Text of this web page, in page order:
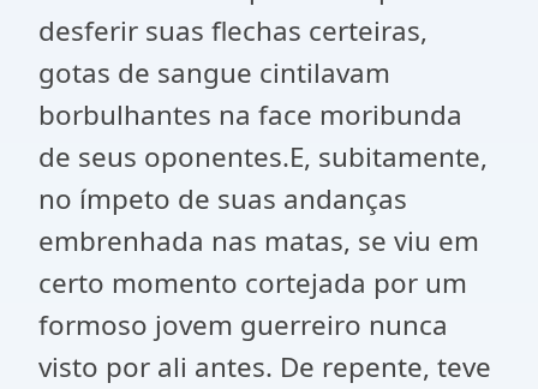
desferir suas flechas certeiras,
gotas de sangue cintilavam
borbulhantes na face moribunda
de seus oponentes.E, subitamente,
no ímpeto de suas andanças
embrenhada nas matas, se viu em
certo momento cortejada por um
formoso jovem guerreiro nunca
visto por ali antes. De repente, teve